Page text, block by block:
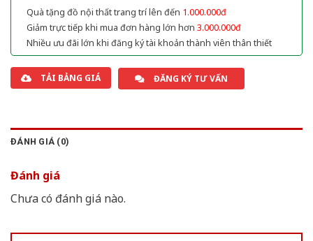
Quà tặng đồ nội thất trang trí lên đến 1.000.000đ
Giảm trực tiếp khi mua đơn hàng lớn hơn 3.000.000đ
Nhiều ưu đãi lớn khi đăng ký tài khoản thành viên thân thiết
TẢI BẢNG GIÁ ĐĂNG KÝ TƯ VẤN
ĐÁNH GIÁ (0)
Đánh giá
Chưa có đánh giá nào.